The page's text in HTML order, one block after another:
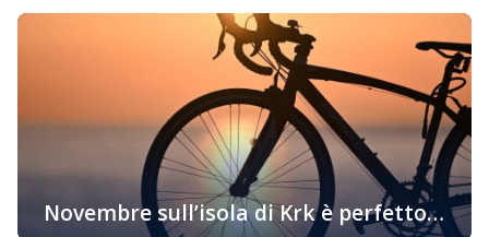
dell’anno, quando sono tutti di buon’umore e si
rallegrano ovvero il periodo natalizio. Le usanze, i
profumi, una tradizione che è rimasta in tutta la Croazia,
lasciando dappertutto svariate peculiarità e caratteristiche,
proprio come sulla nostra isola “dorata”, l’isola di Krk. Le
piazze e le […]
Novembre sull’isola di Krk è perfetto